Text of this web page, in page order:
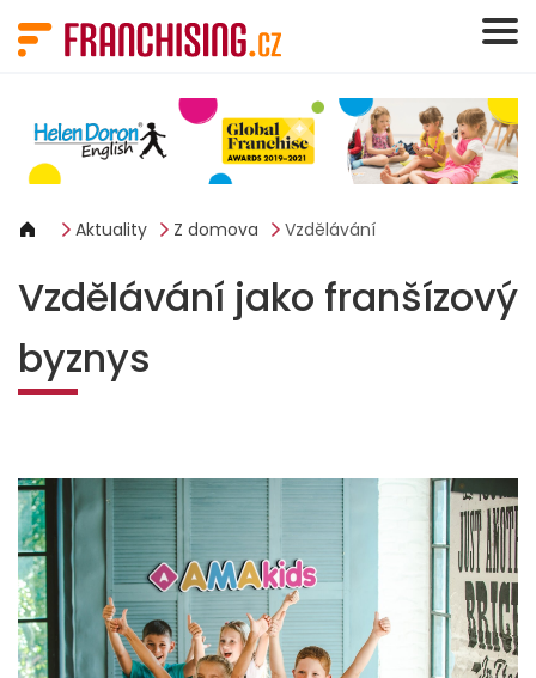
Aktuality Z domova Vzdělávání
Vzdělávání jako franšízový
byznys